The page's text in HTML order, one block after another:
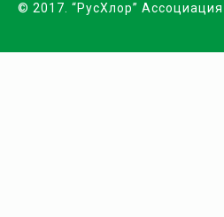
© 2017. “РусХлор”